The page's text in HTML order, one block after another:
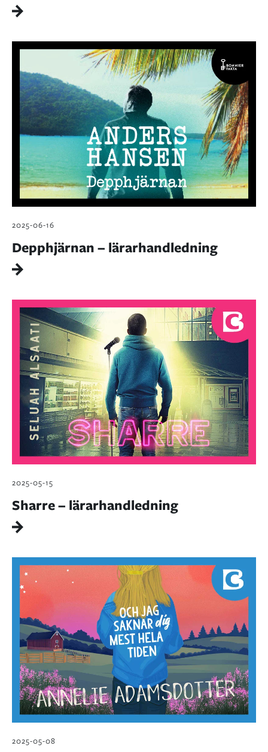
2025-06-16
Depphjärnan – lärarhandledning
2025-05-15
Sharre – lärarhandledning
2025-05-08